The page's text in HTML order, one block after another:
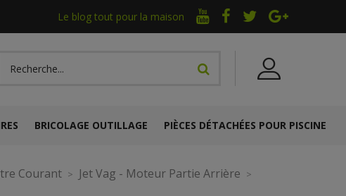
Le blog tout pour la maison
BRICOLAGE OUTILLAGE PIÈCES DÉTACHÉES POUR PISCINE
Courant
Jet Vag - Moteur Partie Arrière